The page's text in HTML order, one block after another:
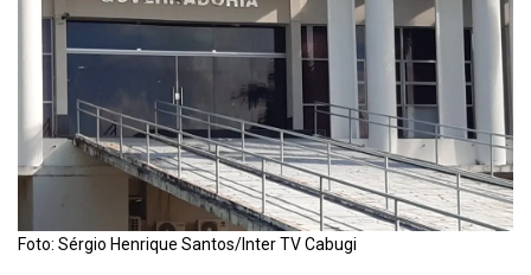
Foto: Sérgio Henrique Santos/Inter TV Cabugi